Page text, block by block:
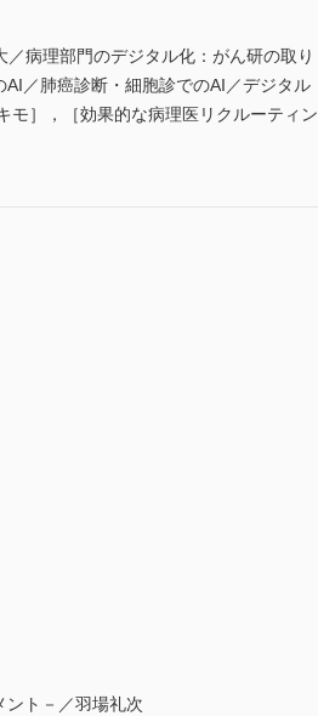
病理部門のデジタル化：がん研の取り
／肺癌診断・細胞診でのAI／デジタル
モ］，［効果的な病理医リクルーティン
ント－／羽場礼次